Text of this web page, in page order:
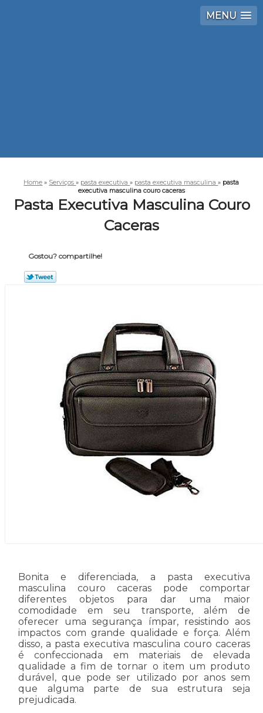
MENU
Home » Serviços» pasta executiva» pasta executiva masculina» pasta
executiva masculina couro caceras
Pasta Executiva Masculina Couro
Caceras
Gostou? compartilhe!
Bonita e diferenciada, a pasta executiva
masculina couro caceras pode comportar
diferentes objetos para dar uma maior
comodidade em seu transporte, além de
oferecer uma segurança ímpar, resistindo aos
impactos com grande qualidade e força. Além
disso, a pasta executiva masculina couro caceras
é confeccionada em materiais de elevada
qualidade a fim de tornar o item um produto
durável, que pode ser utilizado por anos sem
que alguma parte de sua estrutura seja
prejudicada.